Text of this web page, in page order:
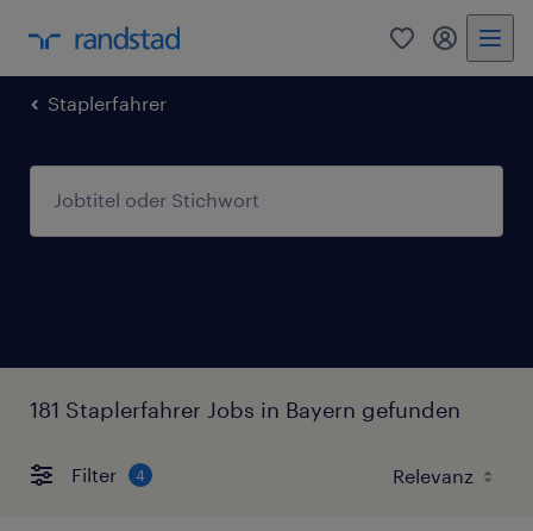
0 Mein
Staplerfahrer
181 Staplerfahrer Jobs in Bayern gefunden
Filter 4